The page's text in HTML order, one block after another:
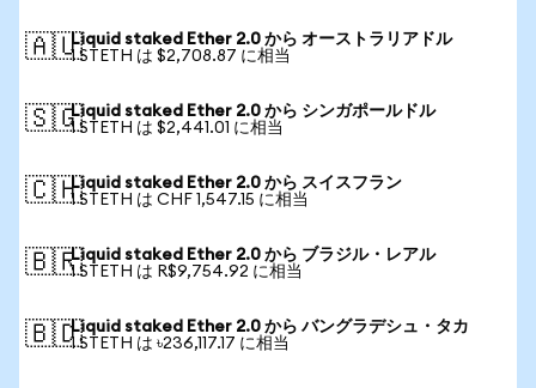
🇦🇺Liquid staked Ether 2.0 から オーストラリアドル
1 STETH は $2,708.87 に相当
🇸🇬Liquid staked Ether 2.0 から シンガポールドル
1 STETH は $2,441.01 に相当
🇨🇭Liquid staked Ether 2.0 から スイスフラン
1 STETH は CHF 1,547.15 に相当
🇧🇷Liquid staked Ether 2.0 から ブラジル・レアル
1 STETH は R$9,754.92 に相当
🇧🇩Liquid staked Ether 2.0 から バングラデシュ・タカ
1 STETH は ৳236,117.17 に相当